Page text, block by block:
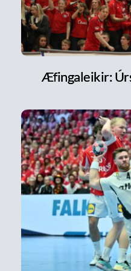
Æfingaleikir: